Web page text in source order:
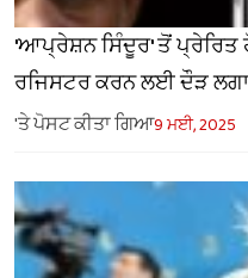
'ਆਪ੍ਰੇਸ਼ਨ ਸਿੰਦੂਰ' ਤੋਂ ਪ੍ਰੇਰਿਤ
ਰਜਿਸਟਰ ਕਰਨ ਲਈ ਦੌੜ ਲਗਾ
'ਤੇ ਪੋਸਟ ਕੀਤਾ ਗਿਆ9 ਮਈ, 2025